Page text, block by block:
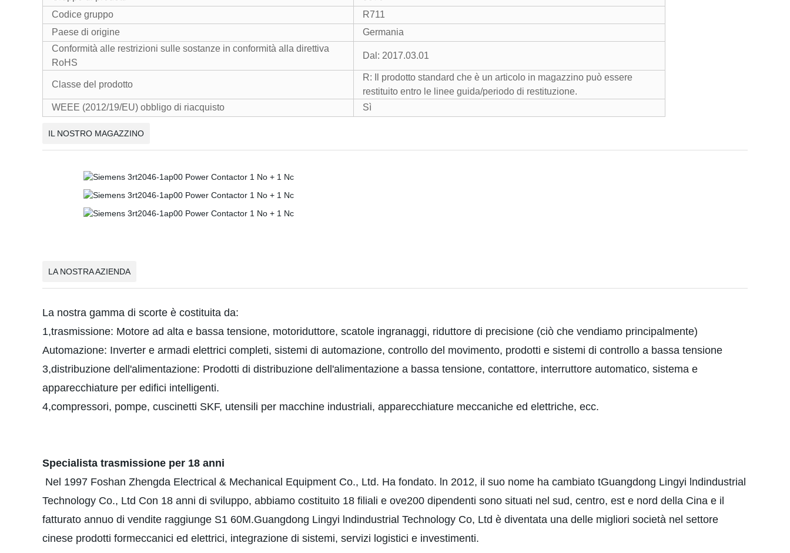
Codice gruppo
R711
Paese di origine
Germania
Conformità alle restrizioni sulle sostanze in conformità alla direttiva
RoHS
Dal: 2017.03.01
Classe del prodotto
R: Il prodotto standard che è un articolo in magazzino può essere
restituito entro le linee guida/periodo di restituzione.
WEEE (2012/19/EU) obbligo di riacquisto
Sì
IL NOSTRO MAGAZZINO
LA NOSTRA AZIENDA
La nostra gamma di scorte è costituita da:
1,trasmissione: Motore ad alta e bassa tensione, motoriduttore, scatole ingranaggi, riduttore di precisione (ciò che vendiamo principalmente)
Automazione: Inverter e armadi elettrici completi, sistemi di automazione, controllo del movimento, prodotti e sistemi di controllo a bassa tensione
3,distribuzione dell'alimentazione: Prodotti di distribuzione dell'alimentazione a bassa tensione, contattore, interruttore automatico, sistema e
apparecchiature per edifici intelligenti.
4,compressori, pompe, cuscinetti SKF, utensili per macchine industriali, apparecchiature meccaniche ed elettriche, ecc.
Specialista trasmissione per 18 anni
Nel 1997 Foshan Zhengda Electrical & Mechanical Equipment Co., Ltd. Ha fondato. ln 2012, il suo nome ha cambiato tGuangdong Lingyi lndindustrial
Technology Co., Ltd Con 18 anni di sviluppo, abbiamo costituito 18 filiali e ove200 dipendenti sono situati nel sud, centro, est e nord della Cina e il
fatturato annuo di vendite raggiunge S1 60M.Guangdong Lingyi lndindustrial Technology Co, Ltd è diventata una delle migliori società nel settore
cinese prodotti formeccanici ed elettrici, integrazione di sistemi, servizi logistici e investimenti.